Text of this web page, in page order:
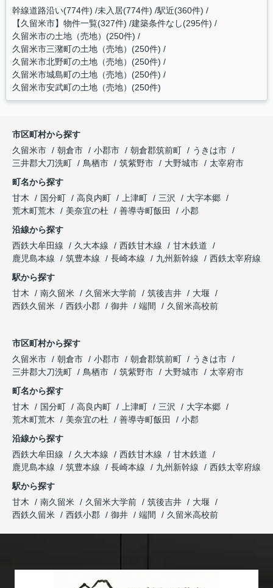
幹線道路沿い(774件) 未入居(774件) 駅近(360件)
【久留米市】物件一覧(327件) 建築条件なし(295件)
久留米市の土地（売地）(250件)
久留米市三潴町の土地（売地）(250件)
久留米市北野町の土地（売地）(250件)
久留米市城島町の土地（売地）(250件)
久留米市安武町の土地（売地）(250件)
市区町村から探す
久留米市
朝倉市 小郡市 朝倉郡筑前町
うきは市
三井郡大刀洗町
鳥栖市 筑紫野市 大野城市
太宰府市
町名から探す
甘木
国分町 高良内町 上津町 三沢
大字本郷
荒木町荒木
美奈宜の杜 善導寺町飯田
小郡
沿線から探す
西鉄大牟田線
久大本線 西鉄甘木線
甘木鉄道
鹿児島本線
筑豊本線 長崎本線 九州新幹線
西鉄太宰府線
駅から探す
甘木
南久留米 久留米大学前 筑後吉井
大堰
西鉄久留米
西鉄小郡 御井 端間 久留米高校前
市区町村から探す
久留米市
朝倉市 小郡市 朝倉郡筑前町
うきは市
三井郡大刀洗町
鳥栖市 筑紫野市 大野城市
太宰府市
町名から探す
甘木
国分町 高良内町 上津町 三沢
大字本郷
荒木町荒木
美奈宜の杜 善導寺町飯田
小郡
沿線から探す
西鉄大牟田線
久大本線 西鉄甘木線
甘木鉄道
鹿児島本線
筑豊本線 長崎本線 九州新幹線
西鉄太宰府線
駅から探す
甘木
南久留米 久留米大学前 筑後吉井
大堰
西鉄久留米
西鉄小郡 御井 端間 久留米高校前